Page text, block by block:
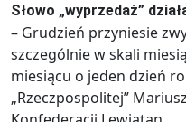
Słowo „wyprzedaż”
– Grudzień przyniesie
szczególnie w skali
miesiącu o jeden dzień
„Rzeczpospolitej”